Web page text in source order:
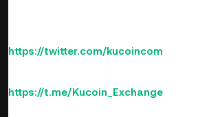
https://twitter.com/kucoincom
https://t.me/Kucoin_Exchange